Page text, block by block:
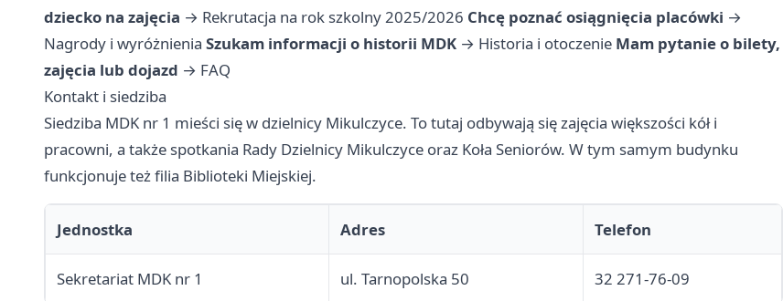
dziecko na zajęcia → Rekrutacja na rok szkolny 2025/2026 Chcę poznać osiągnięcia placówki →
Nagrody i wyróżnienia Szukam informacji o historii MDK → Historia i otoczenie Mam pytanie o bilety,
zajęcia lub dojazd → FAQ
Kontakt i siedziba
Siedziba MDK nr 1 mieści się w dzielnicy Mikulczyce. To tutaj odbywają się zajęcia większości kół i
pracowni, a także spotkania Rady Dzielnicy Mikulczyce oraz Koła Seniorów. W tym samym budynku
funkcjonuje też filia Biblioteki Miejskiej.
Jednostka Adres Telefon
Sekretariat MDK nr 1 ul. Tarnopolska 50 32 271-76-09